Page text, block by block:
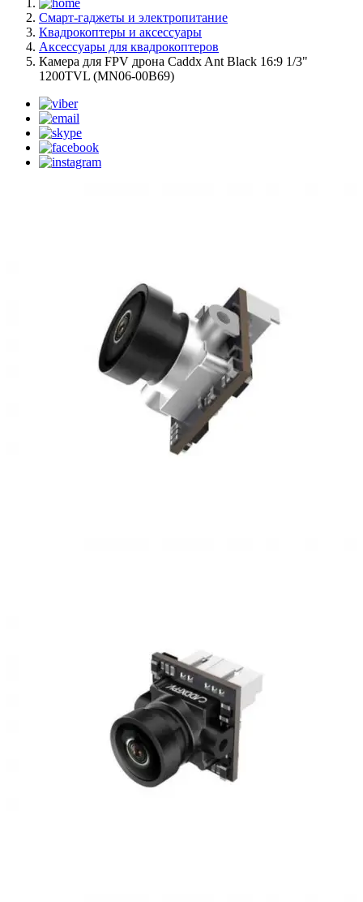
Смарт-гаджеты и электропитание
Квадрокоптеры и аксессуары
Аксессуары для квадрокоптеров
Камера для FPV дрона Caddx Ant Black 16:9 1/3"
1200TVL (MN06-00B69)